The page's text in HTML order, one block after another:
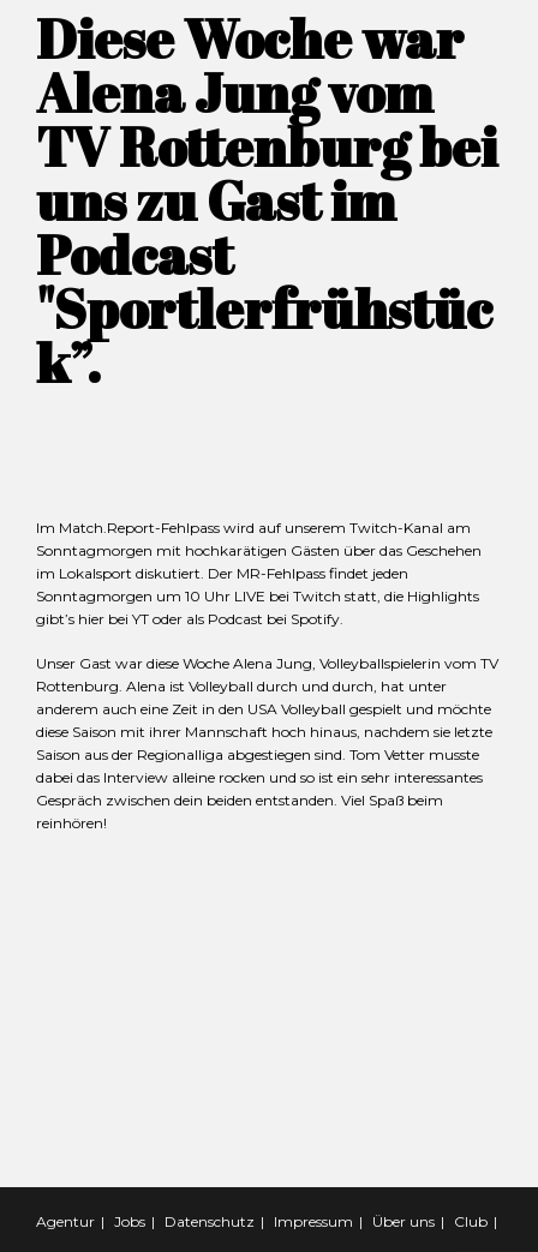
Diese Woche war
Alena Jung vom
TV Rottenburg bei
uns zu Gast im
Podcast
"Sportlerfrühstüc
k”.
Im Match.Report-Fehlpass wird auf unserem Twitch-Kanal am
Sonntagmorgen mit hochkarätigen Gästen über das Geschehen
im Lokalsport diskutiert. Der MR-Fehlpass findet jeden
Sonntagmorgen um 10 Uhr LIVE bei Twitch statt, die Highlights
gibt’s hier bei YT oder als Podcast bei Spotify.
Unser Gast war diese Woche Alena Jung, Volleyballspielerin vom TV
Rottenburg. Alena ist Volleyball durch und durch, hat unter
anderem auch eine Zeit in den USA Volleyball gespielt und möchte
diese Saison mit ihrer Mannschaft hoch hinaus, nachdem sie letzte
Saison aus der Regionalliga abgestiegen sind. Tom Vetter musste
dabei das Interview alleine rocken und so ist ein sehr interessantes
Gespräch zwischen dein beiden entstanden. Viel Spaß beim
reinhören!
Agentur Jobs Datenschutz Impressum Über uns Club